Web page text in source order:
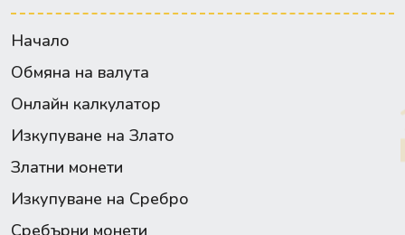
Начало
Обмяна на валута
Онлайн калкулатор
Изкупуване на Злато
Златни монети
Изкупуване на Сребро
Сребърни монети